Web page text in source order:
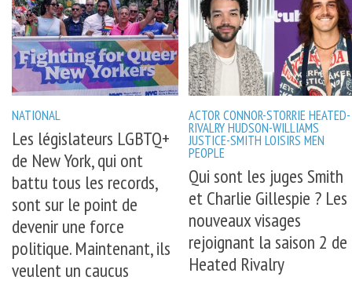
NATIONAL
Les législateurs LGBTQ+
de New York, qui ont
battu tous les records,
sont sur le point de
devenir une force
politique. Maintenant, ils
veulent un caucus
ACTORCONNOR-STORRIE HEATED-
RIVALRYHUDSON-WILLIAMS
JUSTICE-SMITH LOISIRS MEN
PEOPLE
Qui sont les juges Smith
et Charlie Gillespie ? Les
nouveaux visages
rejoignant la saison 2 de
Heated Rivalry